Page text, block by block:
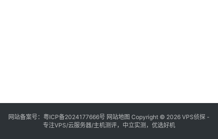
网站备案号： 粤ICP备2024177666号 网站地图 Copyright © 2026 VPS侦探 -
专注VPS/云服务器/主机测评，中立实测，优选好机